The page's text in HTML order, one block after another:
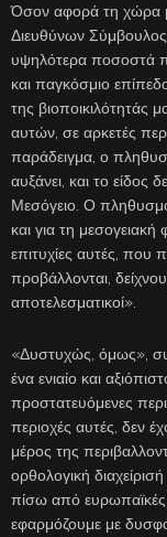
Όσον αφορά τη χώρα
Διευθύνων
υψηλότερα ποσοστά
και παγκόσμιο
της βιοποικιλότητάς
αυτών, σε αρκετές
παράδειγμα, ο
αυξάνει, και το είδος
Μεσόγειο. Ο
και για τη μεσογειακή
επιτυχίες αυτές, που
προβάλλονται,
αποτελεσματικοί».
«Δυστυχώς, όμως»,
ένα ενιαίο και
προστατευόμενες
περιοχές αυτές, δεν
μέρος της
ορθολογική
πίσω από ευρωπαϊκές
εφαρμόζουμε με